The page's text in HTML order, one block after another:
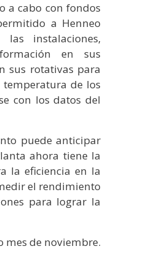
a cabo con fondos
a Henneo
instalaciones,
en sus
sus rotativas para
de los
con los datos del
puede anticipar
ahora tiene la
la eficiencia en la
el rendimiento
para lograr la
mes de noviembre.